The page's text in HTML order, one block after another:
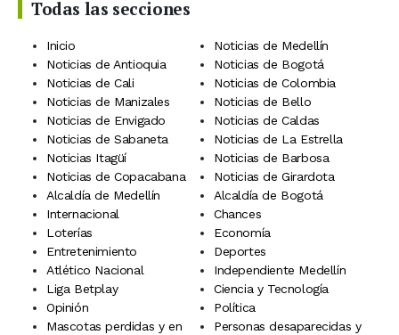
Todas las secciones
Inicio
Noticias de Medellín
Noticias de Antioquia
Noticias de Bogotá
Noticias de Cali
Noticias de Colombia
Noticias de Manizales
Noticias de Bello
Noticias de Envigado
Noticias de Caldas
Noticias de Sabaneta
Noticias de La Estrella
Noticias Itagüí
Noticias de Barbosa
Noticias de Copacabana
Noticias de Girardota
Alcaldía de Medellín
Alcaldía de Bogotá
Internacional
Chances
Loterías
Economía
Entretenimiento
Deportes
Atlético Nacional
Independiente Medellín
Liga Betplay
Ciencia y Tecnología
Opinión
Política
Mascotas perdidas y en
Personas desaparecidas y